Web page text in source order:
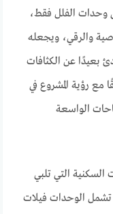
وحدات الفلل فقط،
والرقي، ويجعله
بعيدًا عن الكثافات
مع رؤية المشروع في
الواسعة
التي تلبي
الوحدات فيلات